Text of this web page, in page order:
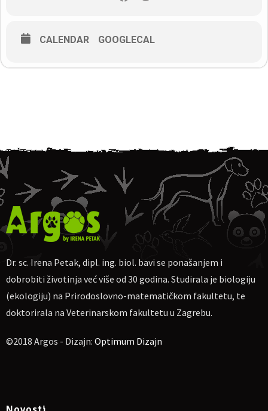
Kakav zahod mačke žele
Cijena sudjelovanja za jednu osobu je
20 €
(150,69 kn).
Za one koji su prethodno slušali 3 moja webinara cijena 4. je 18
€ (135,62 kn).
Za uplatu: IBAN
HR4623600001102710189, obrt Argos, vl. Irena
Ako nekome više odgovara, moguća uplata naPayPal
dr.sc.irena.petak@gmail.com
30.07.2023“, te pošaljite potvrdu o uplati na e-mail
dr.sc.irena.petak@gmail.com
Napomena: sudjelovanje na webinaru može se otkazati
CALENDAR GOOGLECAL
Dr. sc. Irena Petak, dipl. ing. biol. bavi se ponašanjem i
dobrobiti životinja već više od 30 godina. Studirala je biologiju
(ekologiju) na Prirodoslovno-matematičkom fakultetu, te
doktorirala na Veterinarskom fakultetu u Zagrebu.
©2018 Argos - Dizajn: Optimum Dizajn